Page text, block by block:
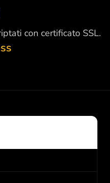
con certificato SSL.